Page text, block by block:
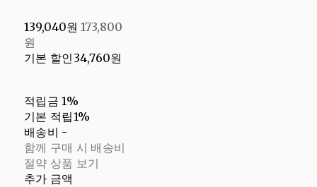
139,040원 173,800
원
기본 할인 34,760원
적립금 1%
기본 적립1%
배송비 -
함께 구매 시 배송비
절약 상품 보기
추가 금액